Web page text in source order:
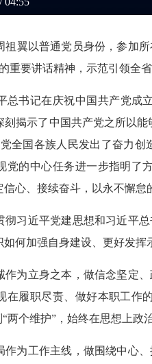
以普通党员身份，参加所
重要讲话精神，示范引领全
记在庆祝中国共产党成立
揭示了中国共产党之所以
全国各族人民发出了奋力
党的中心任务进一步指明了
心、接续奋斗，以永不懈怠
近平党建思想和习近平总
何加强自身建设、更好发挥
立身之本，做信念坚定、
在履职尽责、做好本职工作
两个维护”，始终在思想上政
工作主线，做围绕中心、